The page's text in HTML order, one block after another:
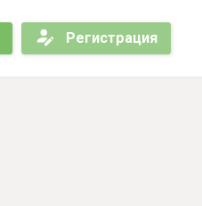
Регистрация